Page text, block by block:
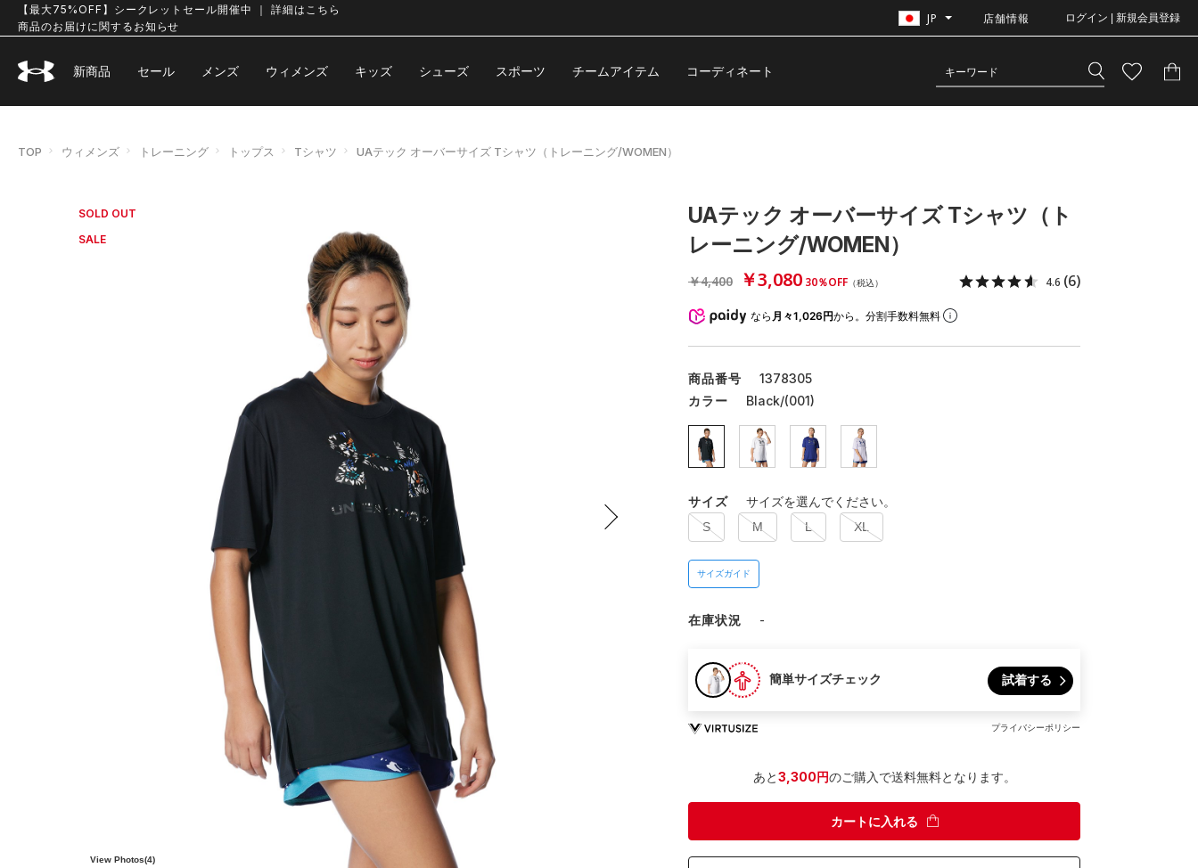
【最大75%OFF】シークレットセール開催中 ｜ 詳細はこちら
商品のお届けに関するお知らせ
JP 店舗情報 ログイン | 新規会員登録
新商品 セール メンズ ウィメンズ キッズ シューズ スポーツ チームアイテム コーディネート
TOP ウィメンズ トレーニング トップス Tシャツ UAテック オーバーサイズ Tシャツ（トレーニング/WOMEN）
SOLD OUT
SALE
View Photos(4)
UAテック オーバーサイズ Tシャツ（ト
レーニング/WOMEN）
￥4,400 ￥3,080 30％OFF （税込） 4.6 (6)
なら 月々1,026円から。分割手数料無料
商品番号
1378305
カラー
Black/(001)
サイズ サイズを選んでください。
S M L XL
サイズガイド
在庫状況 -
簡単サイズチェック 試着する
プライバシーポリシー
あと3,300円のご購入で送料無料となります。
カートに入れる